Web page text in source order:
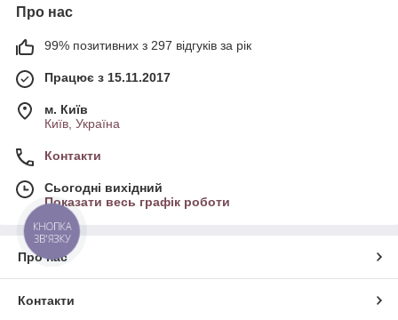
Про нас
99% позитивних з 297 відгуків за рік
Працює з 15.11.2017
м. Київ
Київ, Україна
Контакти
Сьогодні вихідний
Показати весь графік роботи
Про нас
Контакти
КНОПКА
ЗВ'ЯЗКУ